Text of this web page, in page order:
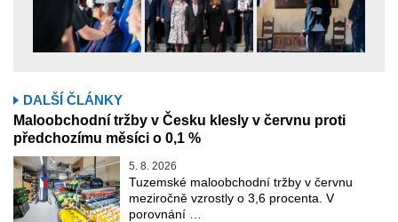
DALŠÍ ČLÁNKY
Maloobchodní tržby v Česku klesly v červnu proti
předchozímu měsíci o 0,1 %
5. 8. 2026
Tuzemské maloobchodní tržby v červnu
meziročně vzrostly o 3,6 procenta. V
porovnání …